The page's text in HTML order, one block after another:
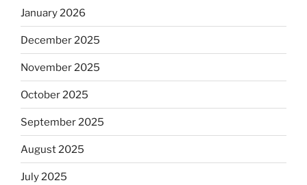
January 2026
December 2025
November 2025
October 2025
September 2025
August 2025
July 2025